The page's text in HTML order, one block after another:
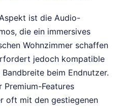
ist die Audio-
die ein immersives
Wohnzimmer schaffen
jedoch kompatible
beim Endnutzer.
Premium-Features
oft mit den gestiegenen